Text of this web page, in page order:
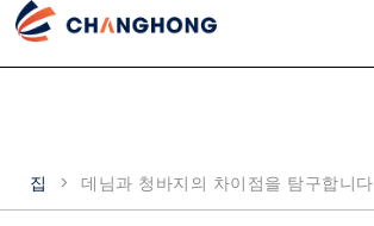
집 > 데님과 청바지의 차이점을 탐구합니다